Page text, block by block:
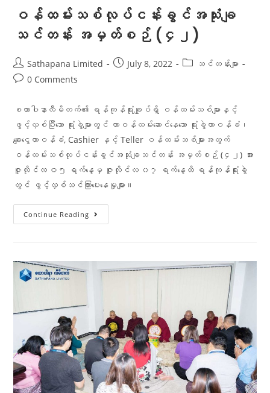
ဝန်ထမ်းသစ်လုပ်ငန်းခွင်အသုံးချ
သင်တန်း အမှတ်စဉ် (၄၂)
Sathapana Limited July 8, 2022
သင်တန်းများ
0 Comments
စထာပါနာလီမိတက်၏ ရန်ကုန်ရုံးချုပ်ရှိ ဝန်ထမ်းသစ်များနှင့်
ဖွင့်လှစ်ပြီးသော ရုံးခွဲများတွင် တာဝန်ထမ်းဆောင်နေသော ရုံးခွဲတာဝန်ခံ၊
ချေးငွေတာဝန်ခံ, Cashier နှင့် Teller ဝန်ထမ်းသစ်များအတွက်
ဝန်ထမ်းသစ်လုပ်ငန်းခွင်အသုံးချသင်တန်း အမှတ်စဉ် (၄၂) အား
ဇူလိုင်လ ၀၅ ရက်နေ့မှ ဇူလိုင်လ ၀၇ ရက်နေ့ထိ ရန်ကုန်ရုံးခွဲ
တွင် ဖွင့်လှစ်သင်ကြားပေးနေမှုများ။
Continue Reading